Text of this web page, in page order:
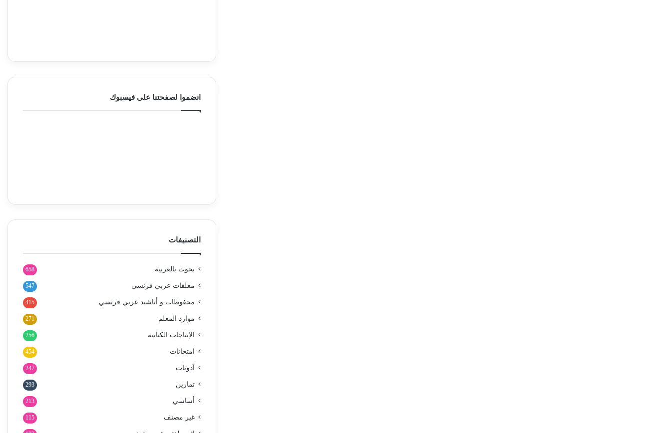
انضموا لصفحتنا على فيسبوك
التصنيفات
بحوث بالعربية 658
معلقات عربي فرنسي 547
محفوظات و أناشيد عربي فرنسي 415
موارد المعلم 271
الإنتاجات الكتابية 256
امتحانات 454
آدونات 247
تمارين 293
أساسي 213
غير مصنف 115